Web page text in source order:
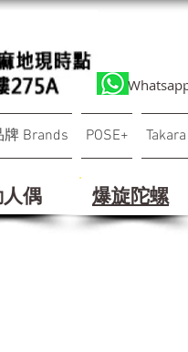
牌 Brands POSE+
偶 ​爆旋陀螺